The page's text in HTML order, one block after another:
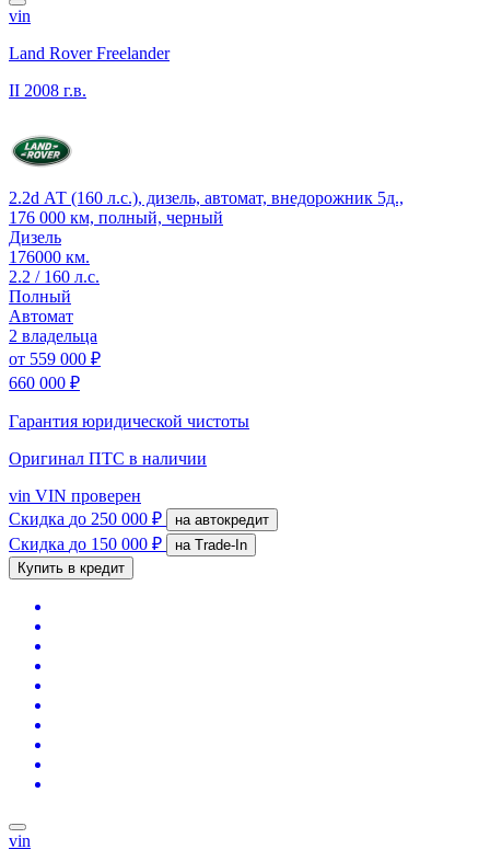
vin
Land Rover Freelander
II 2008 г.в.
2.2d АТ (160 л.с.), дизель, автомат, внедорожник 5д.,
176 000 км, полный, черный
Дизель
176000 км.
2.2 / 160 л.с.
Полный
Автомат
2 владельца
от 559 000 ₽
660 000 ₽
Гарантия юридической чистоты
Оригинал ПТС в наличии
vin VIN проверен
Скидка до 250 000 ₽ на автокредит
Скидка до 150 000 ₽
на Trade-In
Купить в кредит
vin